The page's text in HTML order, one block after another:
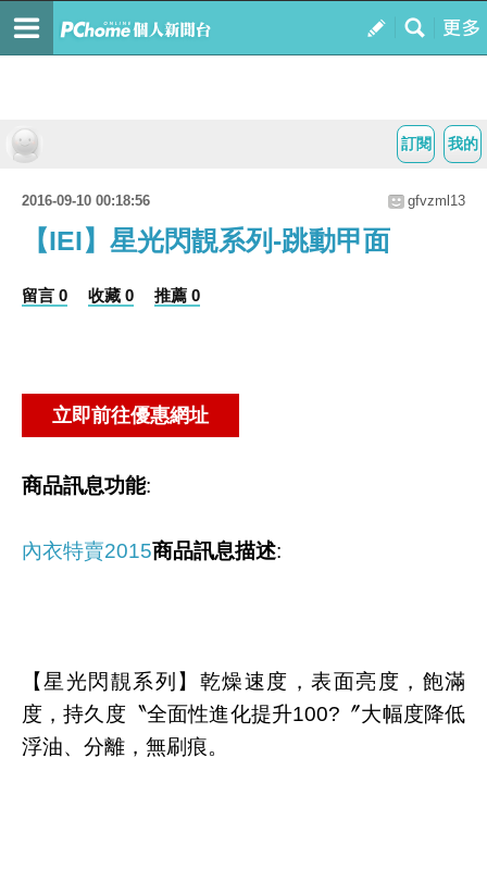
我的
訂閱
2016-09-10 00:18:56 gfvzml13
【IEI】星光閃靚系列-跳動甲面
留言 0 收藏 0 推薦 0
商品訊息功能:
內衣特賣2015商品訊息描述:
【星光閃靚系列】乾燥速度，表面亮度，飽滿
度，持久度〝全面性進化提升100?〞大幅度降低
浮油、分離，無刷痕。